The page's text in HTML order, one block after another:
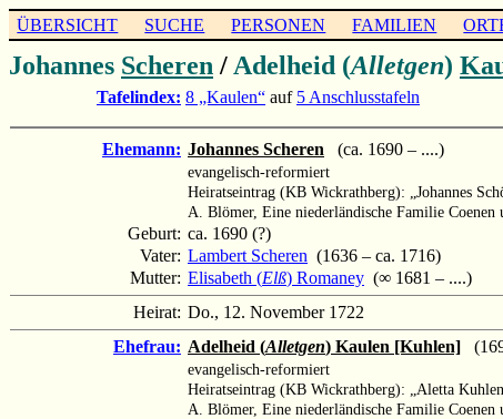
ÜBERSICHT SUCHE PERSONEN FAMILIEN
Johannes Scheren / Adelheid (Alletgen)
Tafelindex: 8 „Kaulen“ auf 5 Anschlusstafeln
Ehemann: Johannes Scheren (ca. 1690 – ....)
evangelisch-reformiert
Heiratseintrag (KB Wickrathberg): „Johannes
A. Blömer, Eine niederländische Familie
Geburt: ca. 1690 (?)
Vater: Lambert Scheren (1636 – ca. 1716)
Mutter: Elisabeth (Elß) Romaney (∞ 1681 – ....)
Heirat: Do., 12. November 1722
Ehefrau: Adelheid (Alletgen) Kaulen [Kuhlen]
evangelisch-reformiert
Heiratseintrag (KB Wickrathberg): „Aletta
A. Blömer, Eine niederländische Familie